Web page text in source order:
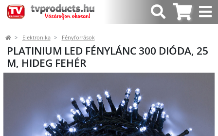
Elektronika Fényforrások
PLATINIUM LED FÉNYLÁNC 300 DIÓDA, 25
M, HIDEG FEHÉR